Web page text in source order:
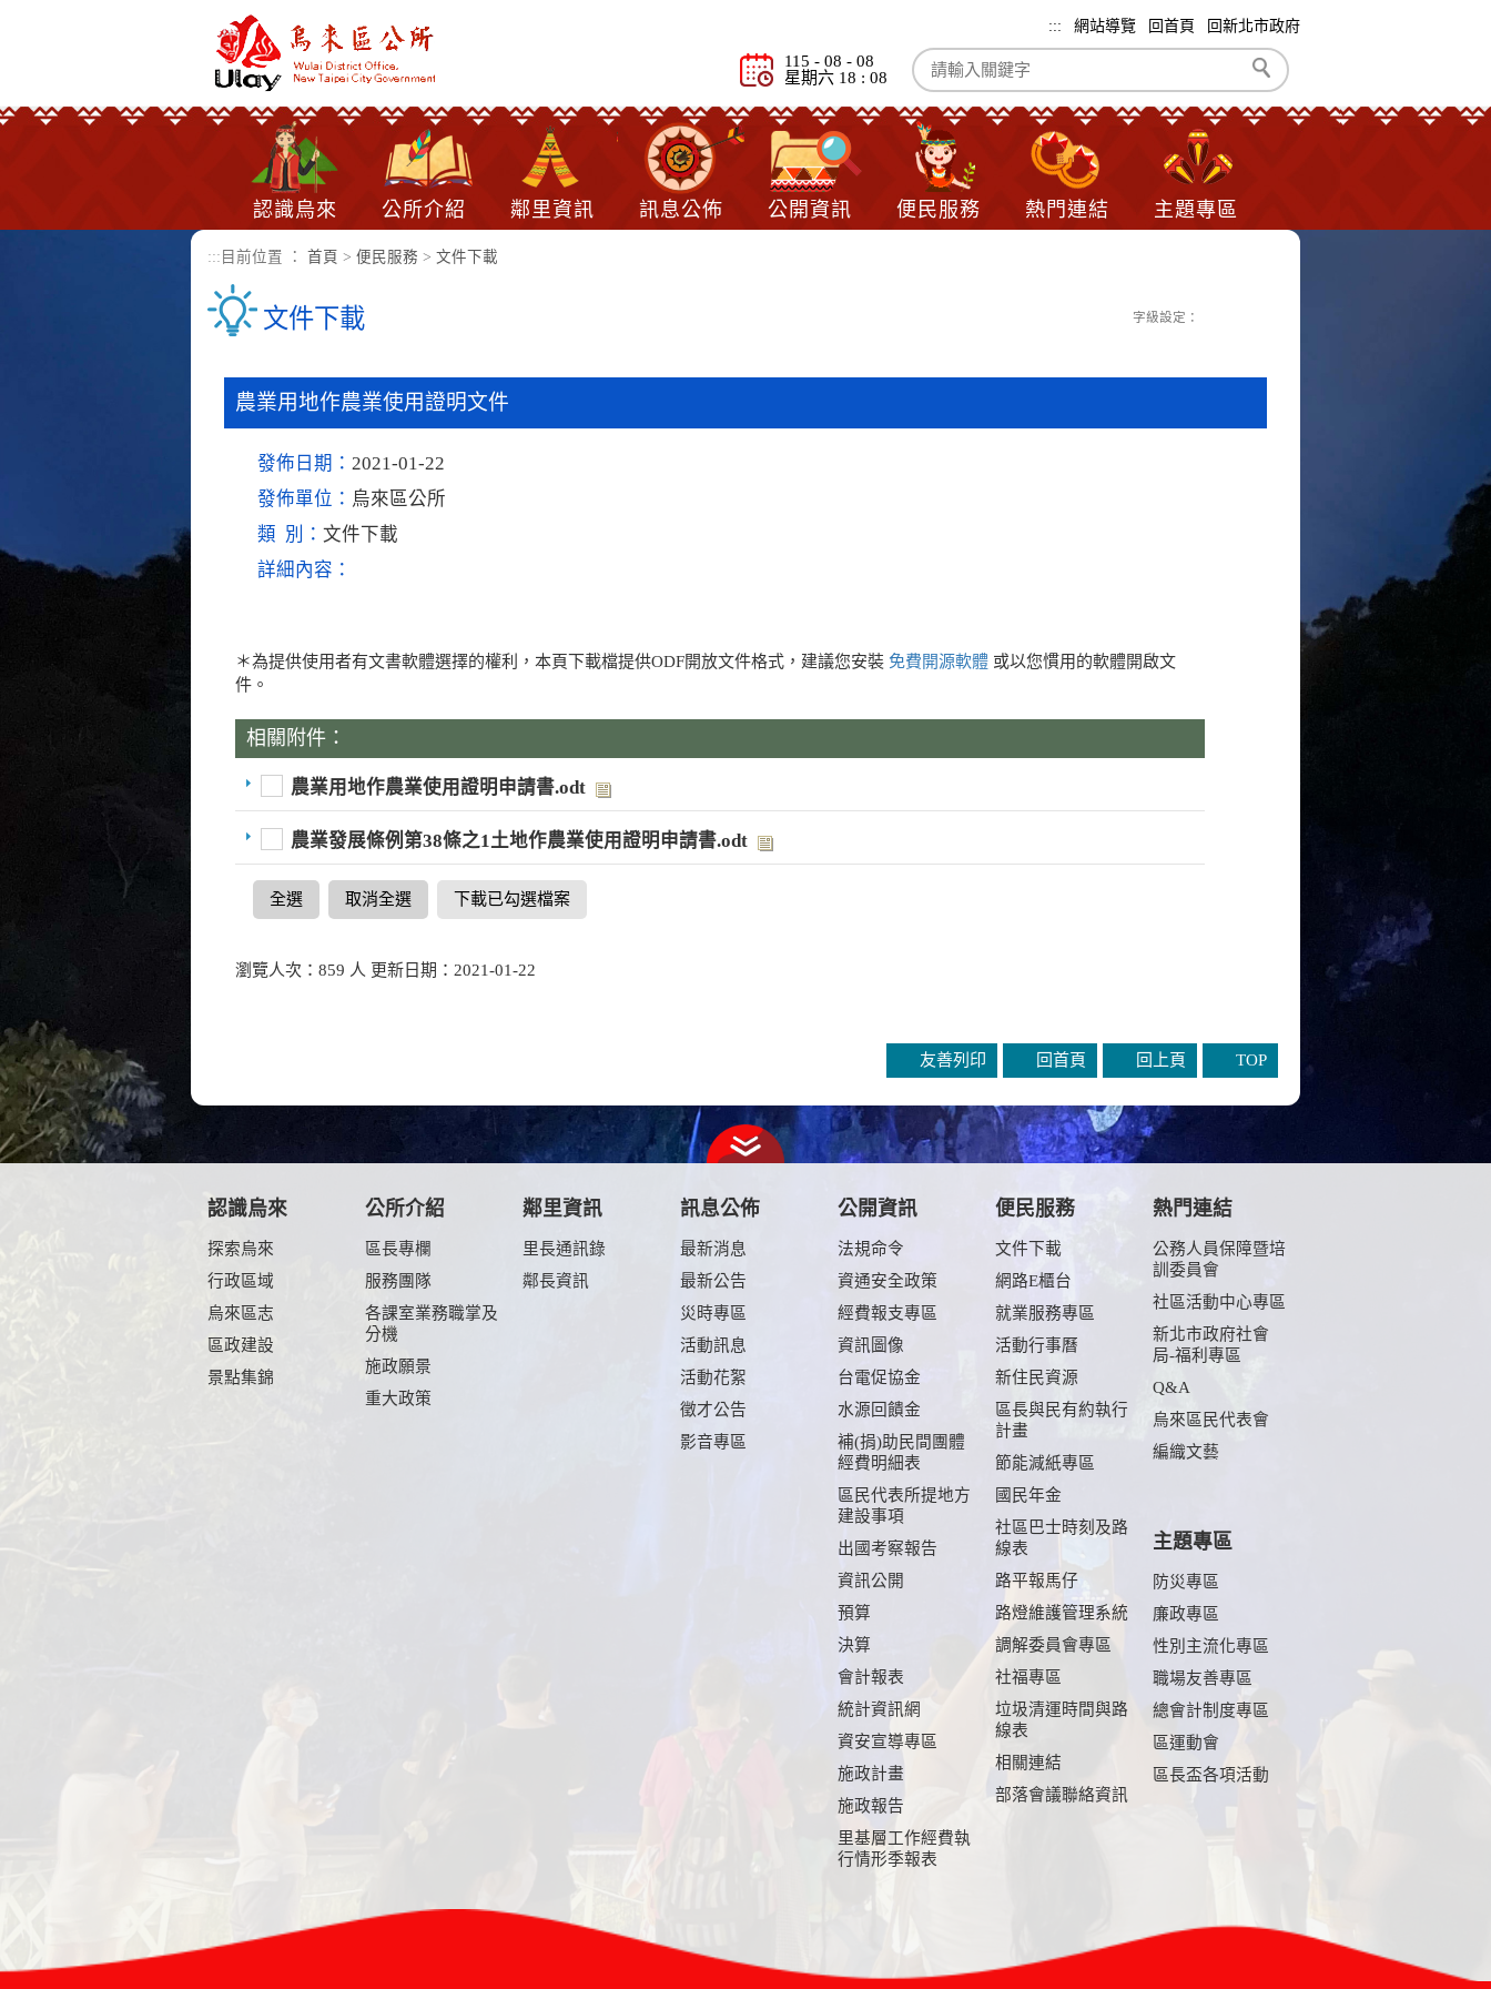
::: 網站導覽 回首頁 回新北市政府
115 - 08 - 08
星期六 18 : 08
認識烏來 公所介紹 鄰里資訊 訊息公佈 公開資訊 便民服務 熱門連結 主題專區
::: 目前位置 ： 首頁 > 便民服務 > 文件下載
文件下載 字級設定：
農業用地作農業使用證明文件
發佈日期： 2021-01-22
發佈單位： 烏來區公所
類 別： 文件下載
詳細內容：
＊為提供使用者有文書軟體選擇的權利，本頁下載檔提供ODF開放文件格式，建議您安裝 免費開源軟體 或以您慣用的軟體開啟文
件。
相關附件：
農業用地作農業使用證明申請書.odt
農業發展條例第38條之1土地作農業使用證明申請書.odt
全選 取消全選 下載已勾選檔案
瀏覽人次：859 人 更新日期：2021-01-22
友善列印 回首頁 回上頁 TOP
認識烏來
探索烏來
行政區域
烏來區志
區政建設
景點集錦
公所介紹
區長專欄
服務團隊
各課室業務職掌及
分機
施政願景
重大政策
鄰里資訊
里長通訊錄
鄰長資訊
訊息公佈
最新消息
最新公告
災時專區
活動訊息
活動花絮
徵才公告
影音專區
公開資訊
法規命令
資通安全政策
經費報支專區
資訊圖像
台電促協金
水源回饋金
補(捐)助民間團體
經費明細表
區民代表所提地方
建設事項
出國考察報告
資訊公開
預算
決算
會計報表
統計資訊網
資安宣導專區
施政計畫
施政報告
里基層工作經費執
行情形季報表
便民服務
文件下載
網路E櫃台
就業服務專區
活動行事曆
新住民資源
區長與民有約執行
計畫
節能減紙專區
國民年金
社區巴士時刻及路
線表
路平報馬仔
路燈維護管理系統
調解委員會專區
社福專區
垃圾清運時間與路
線表
相關連結
部落會議聯絡資訊
熱門連結
公務人員保障暨培
訓委員會
社區活動中心專區
新北市政府社會
局-福利專區
Q&A
烏來區民代表會
編織文藝
主題專區
防災專區
廉政專區
性別主流化專區
職場友善專區
總會計制度專區
區運動會
區長盃各項活動